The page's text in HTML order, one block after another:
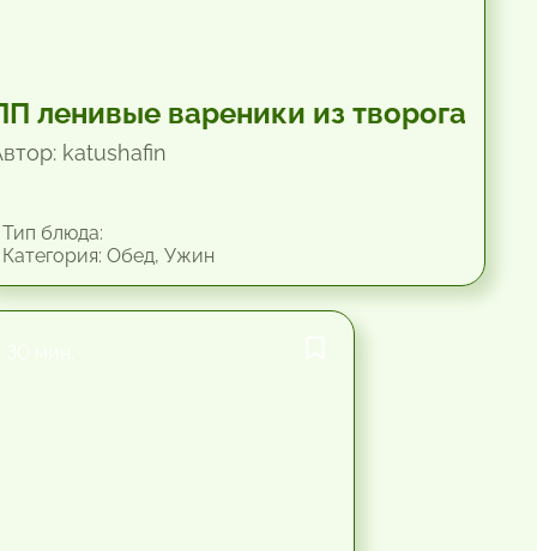
ленивые вареники из творога
katushafin
блюда:
Обед, Ужин